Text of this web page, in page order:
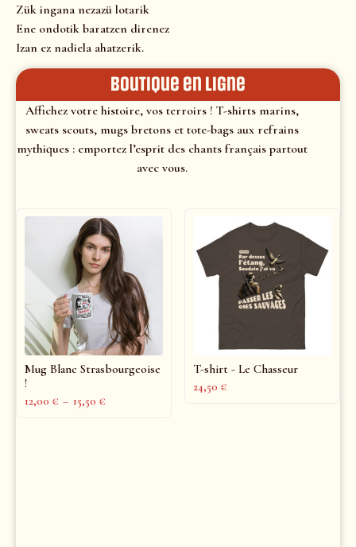
Zük ingana nezazü lotarik
Ene ondotik baratzen direnez
Izan ez nadiela ahatzerik.
Boutique en ligne
Affichez votre histoire, vos terroirs ! T-shirts marins,
sweats scouts, mugs bretons et tote-bags aux refrains
mythiques : emportez l’esprit des chants français partout
avec vous.
Mug Blanc Strasbourgeoise
!
12,00 € – 15,50 €
T-shirt - Le Chasseur
24,50 €